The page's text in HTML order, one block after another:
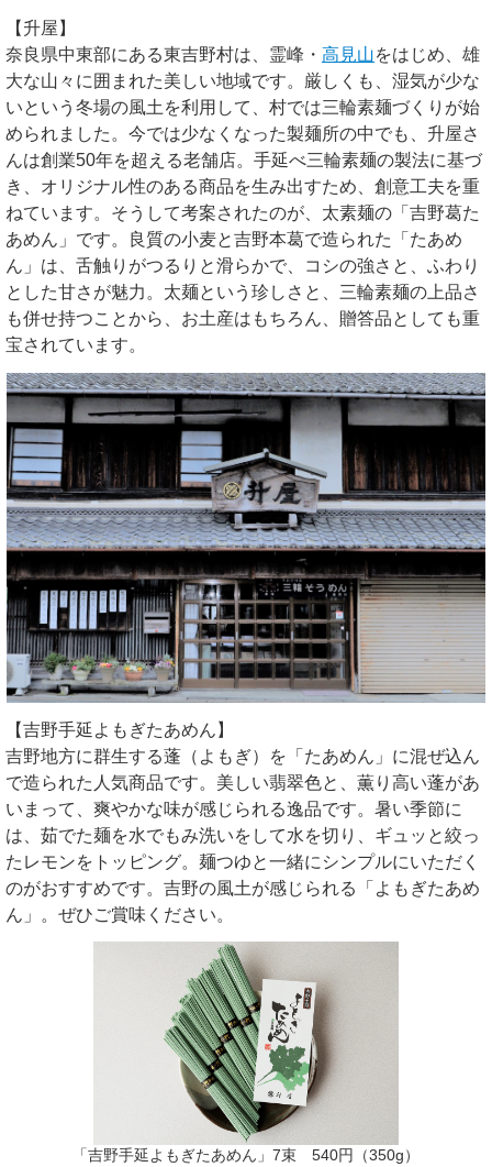
【升屋】
奈良県中東部にある東吉野村は、霊峰・ 高見山をはじめ、雄
大な山々に囲まれた美しい地域です。厳しくも、湿気が少な
いという冬場の風土を利用して、村では三輪素麺づくりが始
められました。今では少なくなった製麺所の中でも、升屋さ
んは創業50年を超える老舗店。手延べ三輪素麺の製法に基づ
き、オリジナル性のある商品を生み出すため、創意工夫を重
ねています。そうして考案されたのが、太素麺の「吉野葛た
あめん」です。良質の小麦と吉野本葛で造られた「たあめ
ん」は、舌触りがつるりと滑らかで、コシの強さと、ふわり
とした甘さが魅力。太麺という珍しさと、三輪素麺の上品さ
も併せ持つことから、お土産はもちろん、贈答品としても重
宝されています。
【吉野手延よもぎたあめん】
吉野地方に群生する蓬（よもぎ）を「たあめん」に混ぜ込ん
で造られた人気商品です。美しい翡翠色と、薫り高い蓬があ
いまって、爽やかな味が感じられる逸品です。暑い季節に
は、茹でた麺を水でもみ洗いをして水を切り、ギュッと絞っ
たレモンをトッピング。麺つゆと一緒にシンプルにいただく
のがおすすめです。吉野の風土が感じられる「よもぎたあめ
ん」。ぜひご賞味ください。
「吉野手延よもぎたあめん」7束 540円（350g）